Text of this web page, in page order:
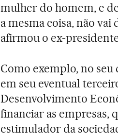
mulher do homem, e
a mesma coisa, não
afirmou o ex-
Como exemplo, no seu
em seu eventual
Desenvolvimento
financiar as empresas,
estimulador da